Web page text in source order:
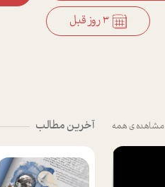
3 روز قبل
مشاهده ی همه آخرین مطالب